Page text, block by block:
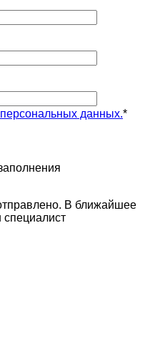
данных.*
В ближайшее